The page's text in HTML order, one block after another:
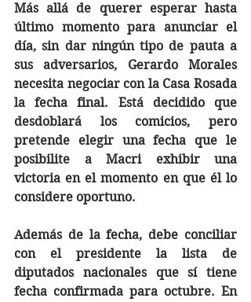
Más allá de querer esperar hasta
último momento para anunciar el
día, sin dar ningún tipo de pauta a
sus adversarios, Gerardo Morales
necesita negociar con la Casa Rosada
la fecha final. Está decidido que
desdoblará los comicios, pero
pretende elegir una fecha que le
posibilite a Macri exhibir una
victoria en el momento en que él lo
considere oportuno.
Además de la fecha, debe conciliar
con el presidente la lista de
diputados nacionales que sí tiene
fecha confirmada para octubre. En